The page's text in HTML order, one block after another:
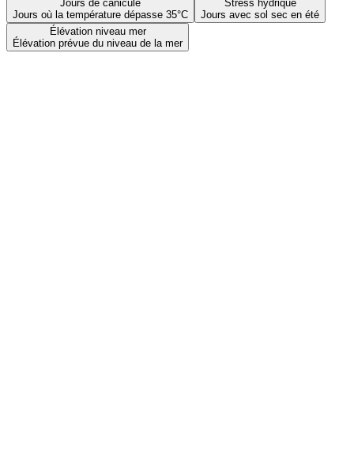
Jours de canicule
Jours où la température dépasse 35°C
Stress hydrique
Jours avec sol sec en été
Élévation niveau mer
Élévation prévue du niveau de la mer